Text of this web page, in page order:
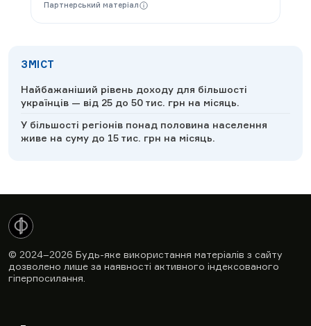
ЗМІСТ
Найбажаніший рівень доходу для більшості
українців — від 25 до 50 тис. грн на місяць.
У більшості регіонів понад половина населення
живе на суму до 15 тис. грн на місяць.
Партнерський матеріал
© 2024–2026 Будь-яке використання матеріалів з сайту
дозволено лише за наявності активного індексованого
гіперпосилання.